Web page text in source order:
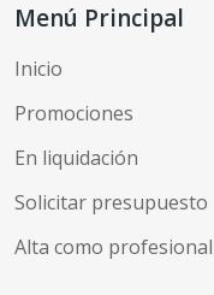
Menú Principal
Inicio
Promociones
En liquidación
Solicitar presupuesto
Alta como profesional